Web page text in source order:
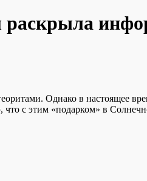
Однако в настоящее
с этим «подарком» в